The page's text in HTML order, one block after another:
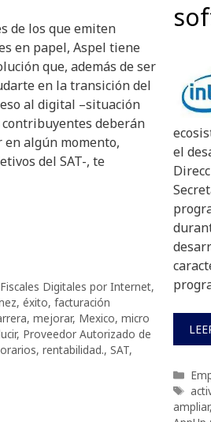
de los que emiten
en papel, Aspel tiene
que, además de ser
en la transición del
al digital –situación
deberán
algún momento,
del SAT-, te
Digitales por Internet,
, éxito, facturación
, mejorar, Mexico, micro
, Proveedor Autorizado de
, rentabilidad., SAT,
el
ampliar,